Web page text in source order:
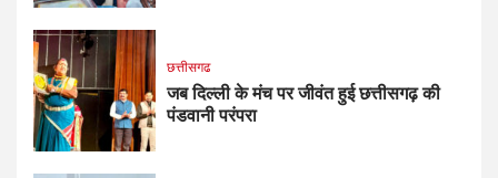
छत्तीसगढ
जब दिल्ली के मंच पर जीवंत हुई छत्तीसगढ़ की
पंडवानी परंपरा